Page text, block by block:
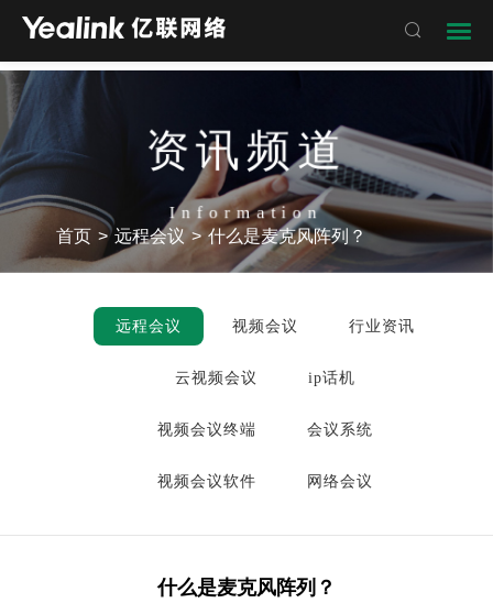

资讯频道
Information
首页 > 远程会议 > 什么是麦克风阵列？
远程会议 视频会议 行业资讯
云视频会议 ip话机
视频会议终端 会议系统
视频会议软件 网络会议
什么是麦克风阵列？